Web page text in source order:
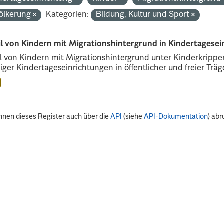
Kategorien: Bildung, Kultur und Sport
von Kindern mit Migrationshintergrund in
von Kindern mit Migrationshintergrund unter
Kindertageseinrichtungen in öffentlicher und freier
dieses Register auch über dieAPI (sieheAPI-Dokumentation)